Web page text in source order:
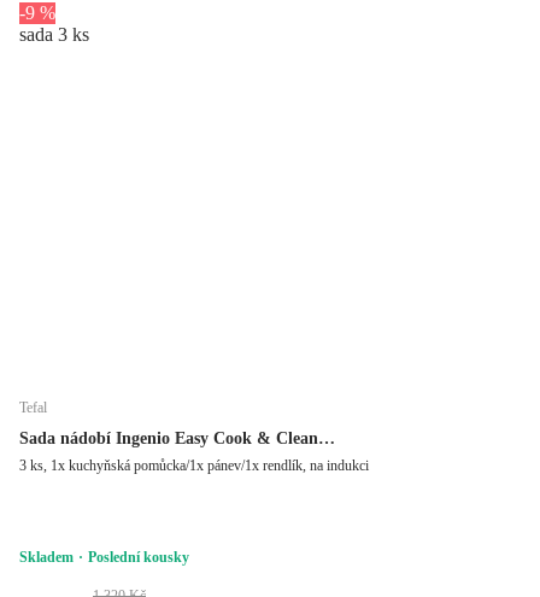
-9 %
sada 3 ks
Tefal
Sada nádobí Ingenio Easy Cook & Clean
L1539243
3 ks, 1x kuchyňská pomůcka/1x pánev/1x rendlík, na indukci
Skladem Poslední kousky